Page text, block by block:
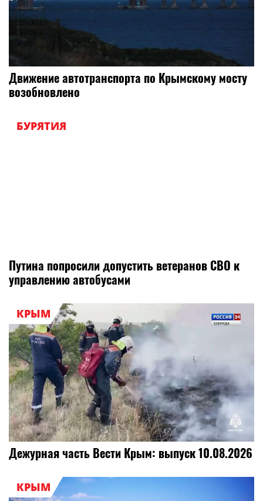
Движение автотранспорта по Крымскому мосту
возобновлено
БУРЯТИЯ
Путина попросили допустить ветеранов СВО к
управлению автобусами
КРЫМ
Дежурная часть Вести Крым: выпуск 10.08.2026
КРЫМ